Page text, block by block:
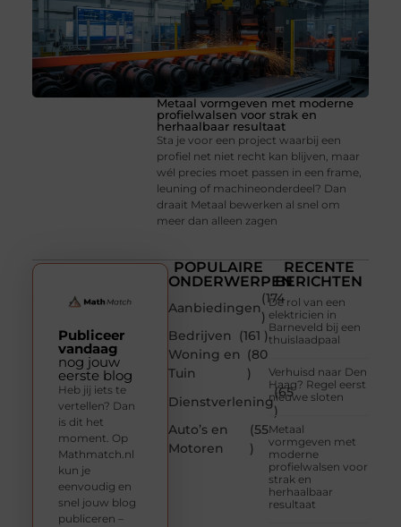
Metaal vormgeven met moderne
profielwalsen voor strak en
herhaalbaar resultaat
Sta je voor een project waarbij een
profiel net niet recht kan blijven, maar
wél precies moet passen in een frame,
leuning of machineonderdeel? Dan
draait Metaal bewerken al snel om
meer dan alleen zagen
POPULAIRE
ONDERWERPEN
Aanbiedingen
(174
)
Bedrijven
(161 )
Woning en
Tuin
(80
)
Dienstverlening
(65
)
Auto’s en
Motoren
(55
)
RECENTE
BERICHTEN
De rol van een
elektricien in
Barneveld bij een
thuislaadpaal
Verhuisd naar Den
Haag? Regel eerst
nieuwe sloten
Metaal
vormgeven met
moderne
profielwalsen voor
strak en
herhaalbaar
resultaat
Publiceer
vandaag
nog jouw
eerste blog
Heb jij iets te
vertellen? Dan
is dit het
moment. Op
Mathmatch.nl
kun je
eenvoudig en
snel jouw blog
publiceren –